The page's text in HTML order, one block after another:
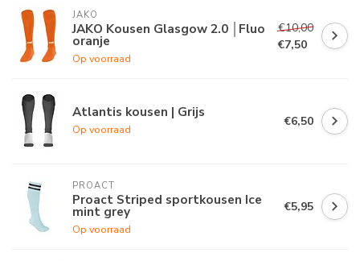
JAKO
JAKO Kousen Glasgow 2.0 │Fluo
oranje
Op voorraad
€10,00
€7,50
Atlantis kousen | Grijs
Op voorraad
€6,50
PROACT
Proact Striped sportkousen Ice
mint grey
Op voorraad
€5,95